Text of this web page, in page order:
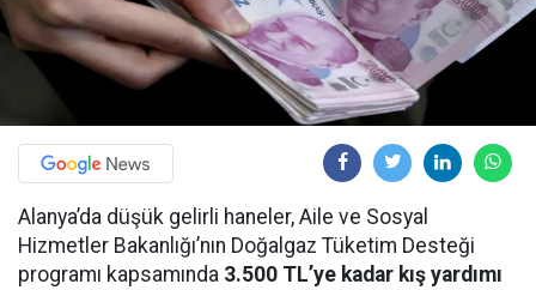
Alanya’da düşük gelirli haneler, Aile ve Sosyal
Hizmetler Bakanlığı’nın Doğalgaz Tüketim Desteği
programı kapsamında 3.500 TL’ye kadar kış yardımı